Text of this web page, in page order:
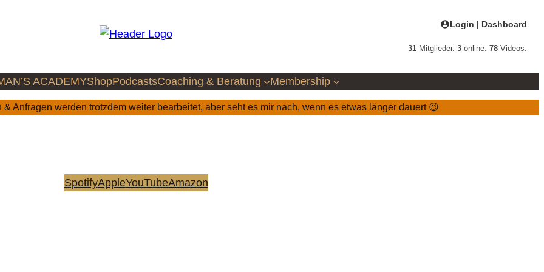
Login | Dashboard
31 Mitglieder. 3 online. 78 Videos.
ACADEMYShopPodcastsCoaching & Beratung Membership
& Anfragen werden trotzdem weiter bearbeitet, aber seht es mir nach, wenn es etwas länger dauert 😉
SpotifyAppleYouTubeAmazon